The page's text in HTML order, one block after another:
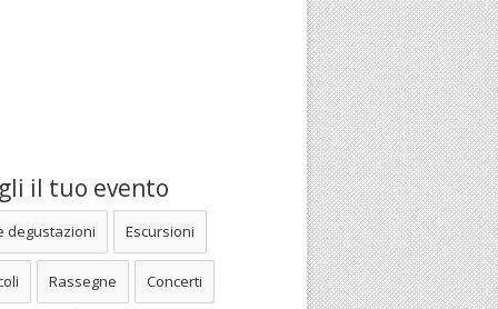
il tuo evento
degustazioni Escursioni
Rassegne Concerti